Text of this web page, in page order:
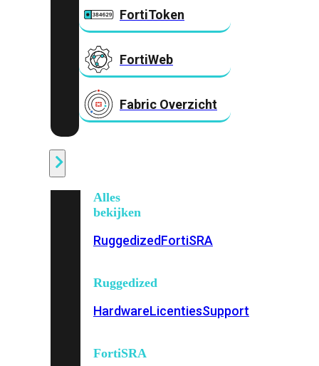
FortiToken
FortiWeb
Fabric Overzicht
Alles
bekijken
RuggedizedFortiSRA
Ruggedized
HardwareLicentiesSupport
FortiSRA